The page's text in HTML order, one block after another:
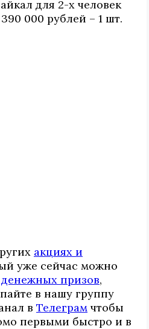
для 2-х человек
000 рублей – 1 шт.
акциях и
уже сейчас можно
денежных призов,
в нашу группу
в Телеграм чтобы
первыми быстро и в